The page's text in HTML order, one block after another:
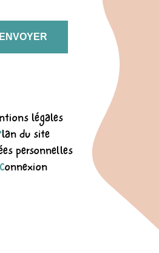
légales
Plan du site
personnelles
Connexion